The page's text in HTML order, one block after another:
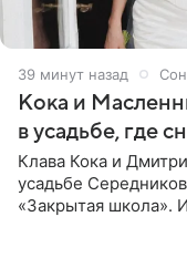
39 минут назад
Кока и
в усадьбе, где
Клава Кока и
усадьбе
«Закрытая школа».